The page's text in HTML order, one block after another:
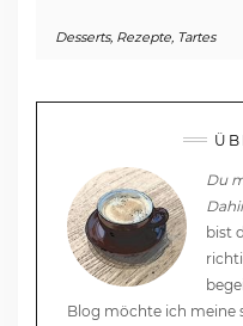
Desserts, Rezepte, Tartes
Du
bist
Blog möchte ich meine